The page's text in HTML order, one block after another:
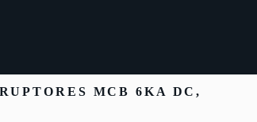
MCB 6KA DC,